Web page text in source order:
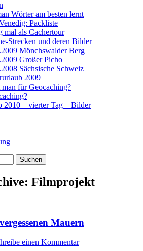
Wörter am besten lernt
Packliste
mal als Cachertour
Strecken und deren Bilder
Mönchswalder Berg
Großer Picho
Sächsische Schweiz
2009
man für Geocaching?
2010 – vierter Tag – Bilder
Filmprojekt
Mauern
einen Kommentar